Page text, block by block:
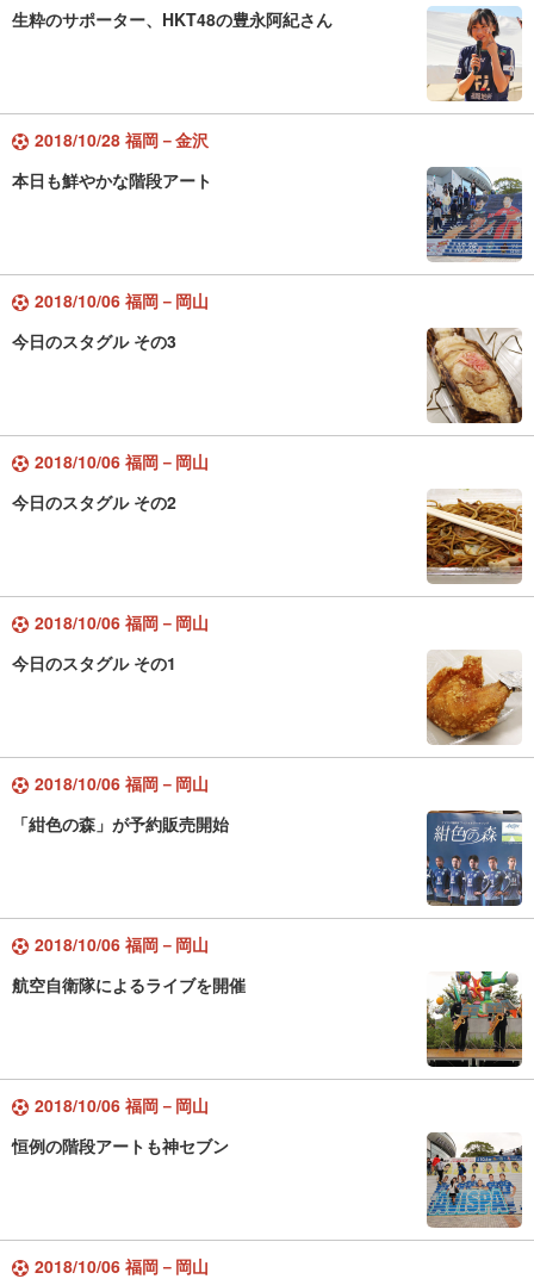
生粋のサポーター、HKT48の豊永阿紀さん
2018/10/28 福岡－金沢
本日も鮮やかな階段アート
2018/10/06 福岡－岡山
今日のスタグル その3
2018/10/06 福岡－岡山
今日のスタグル その2
2018/10/06 福岡－岡山
今日のスタグル その1
2018/10/06 福岡－岡山
「紺色の森」が予約販売開始
2018/10/06 福岡－岡山
航空自衛隊によるライブを開催
2018/10/06 福岡－岡山
恒例の階段アートも神セブン
2018/10/06 福岡－岡山